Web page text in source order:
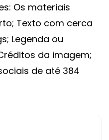
Os materiais
Texto com cerca
Legenda ou
da imagem;
de até 384